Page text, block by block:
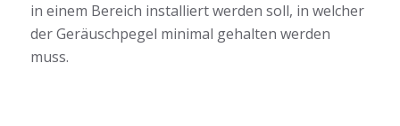
in einem Bereich installiert werden soll, in welcher
der Geräuschpegel minimal gehalten werden
muss.